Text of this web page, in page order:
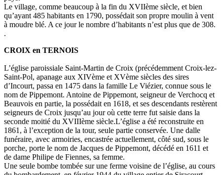
Le village, comme beaucoup à la fin du XVIIème siècle, et bien
qu’ayant 485 habitants en 1790, possédait son propre moulin à vent
à moudre blé. A ce jour le nombre d’habitants n’est plus que de 308.
.
CROIX en TERNOIS
L’église paroissiale Saint-Martin de Croix (précédemment Croix-lez-
Saint-Pol, apanage aux XIVème et XVème siècles des sires
d’Incourt, passa en 1475 dans la famille Le Viézier, connue sous le
nom de Pippemont. Antoine de Pippemont, seigneur de Verchocq et
Beauvois en partie, la possédait en 1618, et ses descendants restèrent
seigneurs de Croix jusqu’au jour où cette terre fut saisie dans la
seconde moitié du XVIIIème siècle.L’église a été reconstruite en
1861, à l’exception de la tour, seule partie conservée. Une dalle
funéraire, avec armoiries, encastrée actuellement, côté sud, sous le
porche, porte le nom de Jacques de Pippemont, décédé en 1611 et
de dame Philipe de Fiennes, sa femme.
Une seule bombe tombée sur une ferme voisine de l’église, au cours